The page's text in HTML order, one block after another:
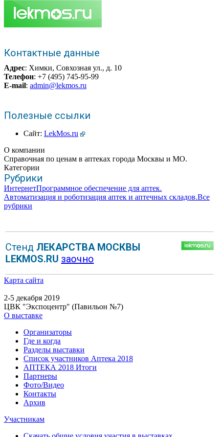
Контактные данные
Адрес: Химки, Совхозная ул., д. 10
Телефон: +7 (495) 745-95-99
E-mail: admin@lekmos.ru
Полезные ссылки
Сайт: LekMos.ru
О компании
Справочная по ценам в аптеках города Москвы и МО.
Категории
Рубрики
ИнтернетПрограммное обеспечение для аптек.
Автоматизация и роботизация аптек и аптечных складов.Все
рубрики
Стенд ЛЕКАРСТВА МОСКВЫ
LEKMOS.RU заочно
Карта сайта
2-5 декабря 2019
ЦВК "Экспоцентр" (Павильон №7)
О выставке
Организаторы
Где и когда
Разделы выставки
Список участников Аптека 2018
АПТЕКА 2018 Итоги
Партнеры
Фото/Видео
Контакты
Архив
Участникам